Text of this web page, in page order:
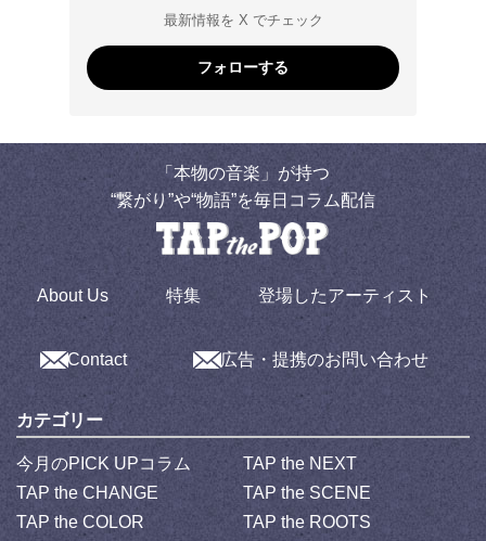
最新情報を X でチェック
フォローする
「本物の音楽」が持つ
“繋がり”や“物語”を毎日コラム配信
About Us 特集 登場したアーティスト
Contact 広告・提携のお問い合わせ
カテゴリー
今月のPICK UPコラム
TAP the NEXT
TAP the CHANGE
TAP the SCENE
TAP the COLOR
TAP the ROOTS